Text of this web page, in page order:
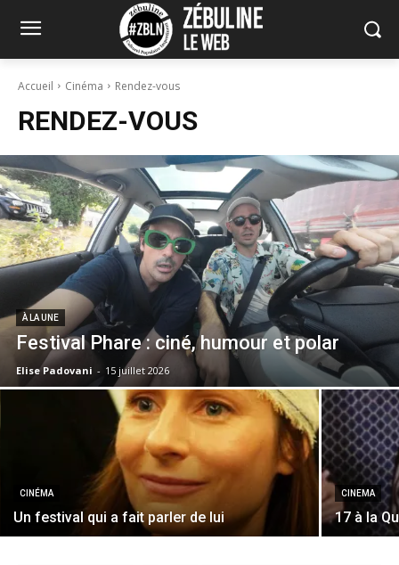
Accueil Cinéma Rendez-vous
RENDEZ-VOUS
À LA UNE
Festival Phare : ciné, humour et polar
Elise Padovani - 15 juillet 2026
CINÉMA
Un festival qui a fait parler de lui
CINEMA
17 à la